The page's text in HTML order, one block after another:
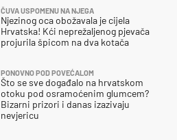
ČUVA USPOMENU NA NJEGA
Njezinog oca obožavala je cijela
Hrvatska! Kći neprežaljenog pjevača
projurila špicom na dva kotača
PONOVNO POD POVEĆALOM
Što se sve događalo na hrvatskom
otoku pod osramoćenim glumcem?
Bizarni prizori i danas izazivaju
nevjericu